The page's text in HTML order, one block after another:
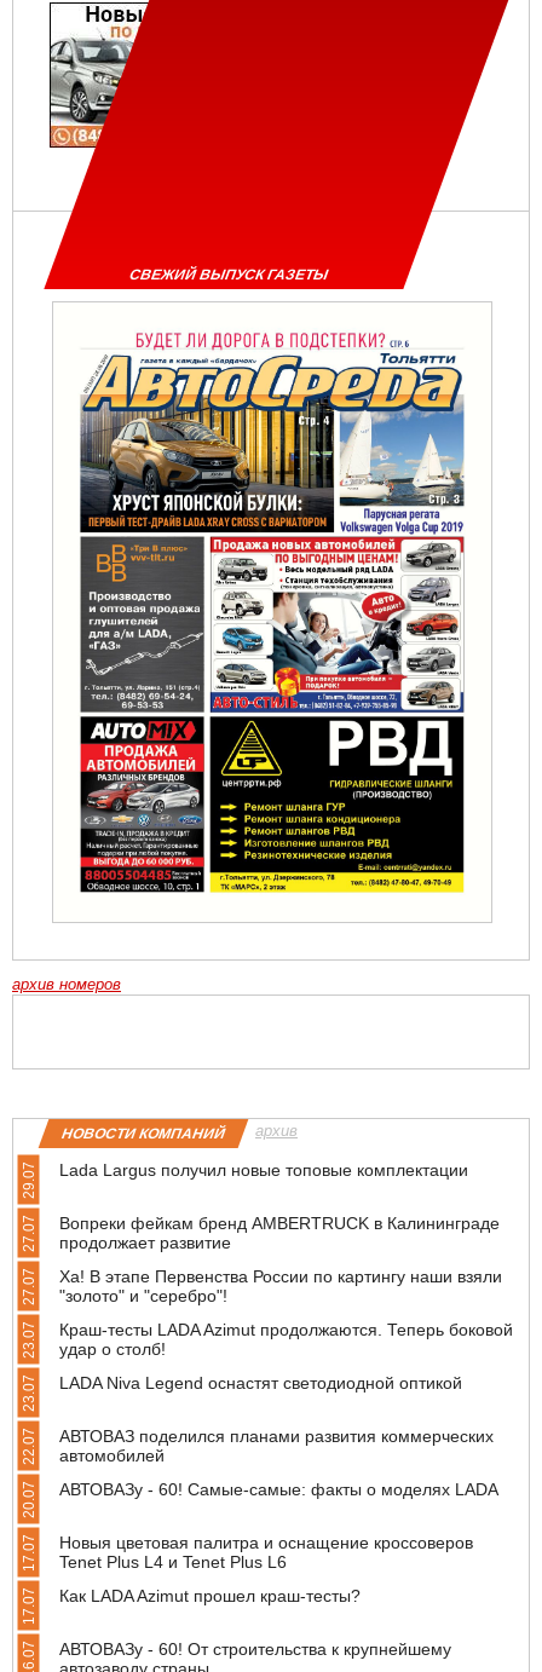
СВЕЖИЙ ВЫПУСК ГАЗЕТЫ
архив номеров
НОВОСТИ КОМПАНИЙ архив
29.07 Lada Largus получил новые топовые комплектации
27.07
Вопреки фейкам бренд AMBERTRUCK в Калининграде
продолжает развитие
27.07
Ха! В этапе Первенства России по картингу наши взяли
"золото" и "серебро"!
23.07
Краш-тесты LADA Azimut продолжаются. Теперь боковой
удар о столб!
23.07 LADA Niva Legend оснастят светодиодной оптикой
22.07
АВТОВАЗ поделился планами развития коммерческих
автомобилей
20.07 АВТОВАЗу - 60! Самые-самые: факты о моделях LADA
17.07
Новыя цветовая палитра и оснащение кроссоверов
Tenet Plus L4 и Tenet Plus L6
17.07 Как LADA Azimut прошел краш-тесты?
16.07
АВТОВАЗу - 60! От строительства к крупнейшему